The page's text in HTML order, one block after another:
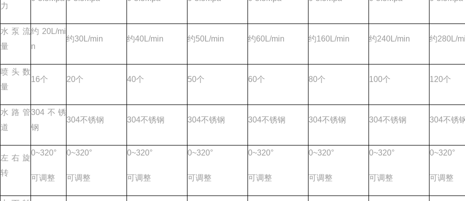
力
水泵流
量
约20L/mi
n
约30L/min 约40L/min 约50L/min 约60L/min 约160L/min 约240L/min 约280L/
喷头数
量
16个 20个 40个 50个 60个 80个 100个 120个
水路管
道
304不锈
钢
304不锈钢 304不锈钢 304不锈钢 304不锈钢 304不锈钢 304不锈钢 304不锈
左右旋
转
0~320°
可调整
0~320°
可调整
0~320°
可调整
0~320°
可调整
0~320°
可调整
0~320°
可调整
0~320°
可调整
0~320°
可调整